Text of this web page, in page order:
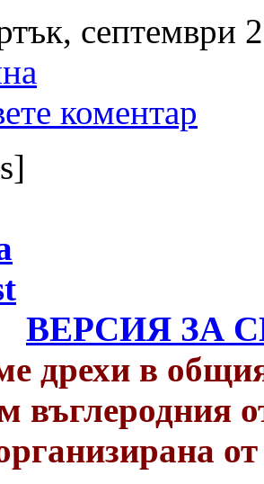
септември
коментар
ВЕРСИЯ ЗА
дрехи в
въглеродния